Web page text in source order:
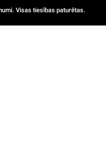
Visas tiesības paturētas.